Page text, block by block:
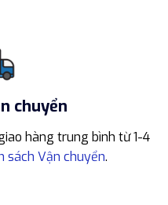
chuyển
hàng trung bình từ 1-4
sách Vận chuyển.